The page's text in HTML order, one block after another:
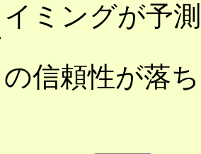
ミングが予
信頼性が落